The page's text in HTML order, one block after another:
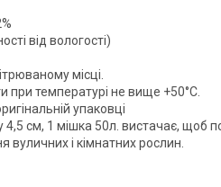
від вологості)
місці.
при температурі не вище +50°С.
упаковці
4,5 см, 1 мішка 50л. вистачає, щоб
вуличних і кімнатних рослин.